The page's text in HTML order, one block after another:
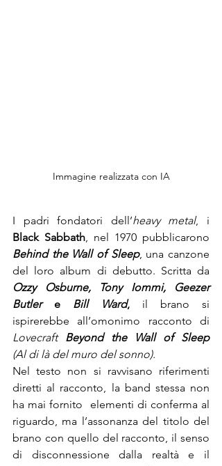
Immagine realizzata con IA
I padri fondatori dell’heavy metal
Black Sabbath
Behind the Wall of Sleep, una canzone
Ozzy Osburne, Tony Iommi, Geezer
Butler e Bill Ward, il brano si
Lovecraft
Beyond the Wall of Sleep
(Al di là del muro del sonno).
Nel testo non si ravvisano riferimenti
diretti al racconto, la band stessa non
ha mai fornito  elementi di conferma al
riguardo, ma l’assonanza del titolo del
brano con quello del racconto, il senso
di disconnessione dalla realtà e il